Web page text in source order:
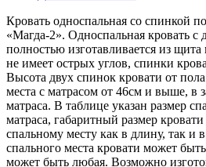
Кровать односпальная со спинкой
«Магда-2». Односпальная кровать с
полностью изготавливается из
не имеет острых углов, спинки
Высота двух спинок кровати от
места с матрасом от 46см и выше, в
матраса. В таблице указан размер
матраса, габаритный размер
спальному месту как в длину, так
спального места кровати может
может быть любая. Возможно